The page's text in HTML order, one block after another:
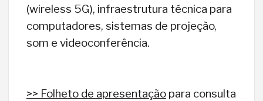
(wireless 5G), infraestrutura técnica para
computadores, sistemas de projeção,
som e videoconferência.
>> Folheto de apresentação para consulta